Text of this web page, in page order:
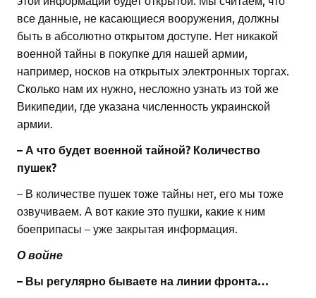
все данные, не касающиеся вооружения, должны
быть в абсолютно открытом доступе. Нет никакой
военной тайны в покупке для нашей армии,
например, носков на открытых электронных торгах.
Сколько нам их нужно, несложно узнать из той же
Википедии, где указана численность украинской
армии.
– А что будет военной тайной? Количество
пушек?
– В количестве пушек тоже тайны нет, его мы тоже
озвучиваем. А вот какие это пушки, какие к ним
боеприпасы – уже закрытая информация.
О войне
– Вы регулярно бываете на линии фронта…